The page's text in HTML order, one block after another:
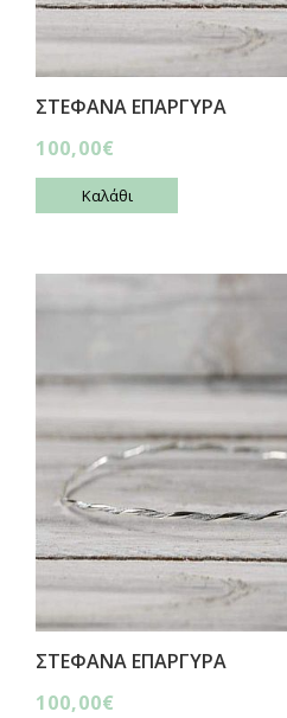
ΣΤΕΦΑΝΑ ΕΠΑΡΓΥΡΑ
100,00€
Καλάθι
ΣΤΕΦΑΝΑ ΕΠΑΡΓΥΡΑ
100,00€